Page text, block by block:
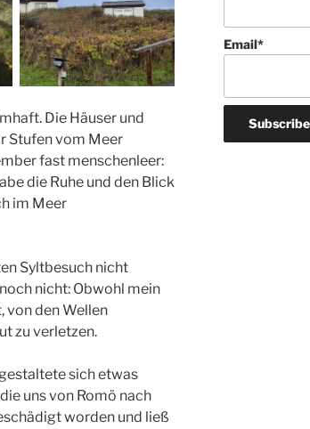
Die Häuser und
Stufen vom Meer
fast menschenleer:
die Ruhe und den Blick
im Meer
Syltbesuch nicht
nicht: Obwohl mein
von den Wellen
zu verletzen.
sich etwas
uns von Romö nach
worden und ließ
Email*